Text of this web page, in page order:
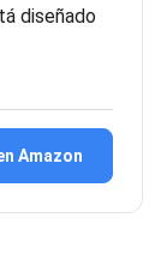
diseñado
Amazon